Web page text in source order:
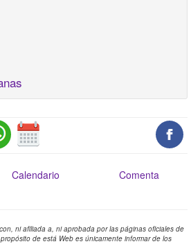
Calendario
Comenta
ni afiliada a, ni aprobada por las páginas oficiales de
de está Web es únicamente informar de los